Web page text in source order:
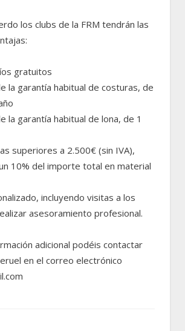
los clubs de la FRM tendrán las
gratuitos
la garantía habitual de costuras, de
la garantía habitual de lona, de 1
superiores a 2.500€ (sin IVA),
10% del importe total en material
incluyendo visitas a los
asesoramiento profesional.
adicional podéis contactar
en el correo electrónico